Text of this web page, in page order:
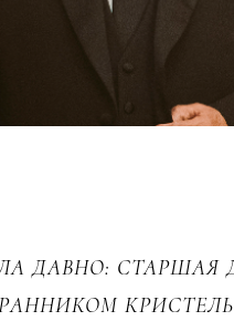
ДАВНО: